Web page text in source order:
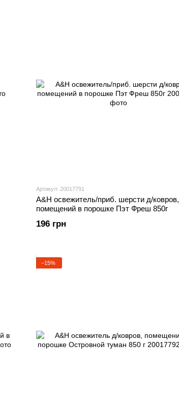
Артикул: 20017791
A&H освежитель/приб. шерсти д/ковров,
помещений в порошке Пэт Фреш 850г
196 грн
−15%